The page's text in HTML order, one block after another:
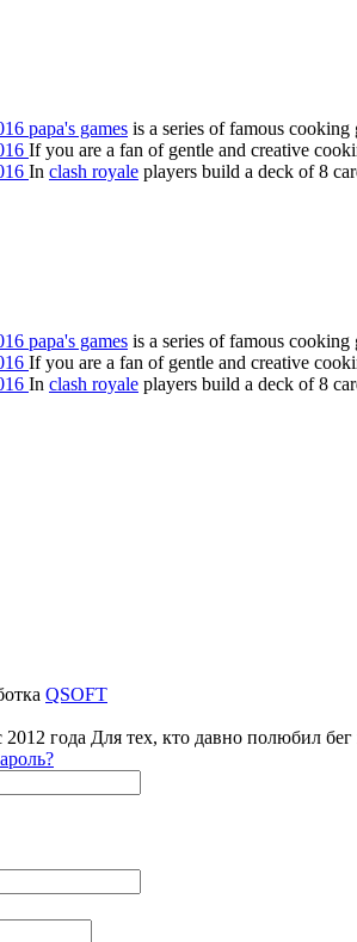
papa's games is a series of famous
If you are a fan of gentle and creative
In clash royale players build a deck of 8
papa's games is a series of famous
If you are a fan of gentle and creative
In clash royale players build a deck of 8
QSOFT
года Для тех, кто давно полюбил